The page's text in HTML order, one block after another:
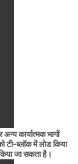
कार्यात्मक भागों
टी-ब्लॉक में लोड किया
जा सकता है।